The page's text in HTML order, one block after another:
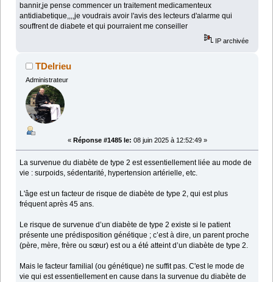
bannir,je pense commencer un traitement medicamenteux
antidiabetique,,,,je voudrais avoir l'avis des lecteurs d'alarme qui
souffrent de diabete et qui pourraient me conseiller
IP archivée
TDelrieu
Administrateur
« Réponse #1485 le: 08 juin 2025 à 12:52:49 »
La survenue du diabète de type 2 est essentiellement liée au mode de
vie : surpoids, sédentarité, hypertension artérielle, etc.
L'âge est un facteur de risque de diabète de type 2, qui est plus
fréquent après 45 ans.
Le risque de survenue d’un diabète de type 2 existe si le patient
présente une prédisposition génétique ; c’est à dire, un parent proche
(père, mère, frère ou sœur) est ou a été atteint d’un diabète de type 2.
Mais le facteur familial (ou génétique) ne suffit pas. C'est le mode de
vie qui est essentiellement en cause dans la survenue du diabète de